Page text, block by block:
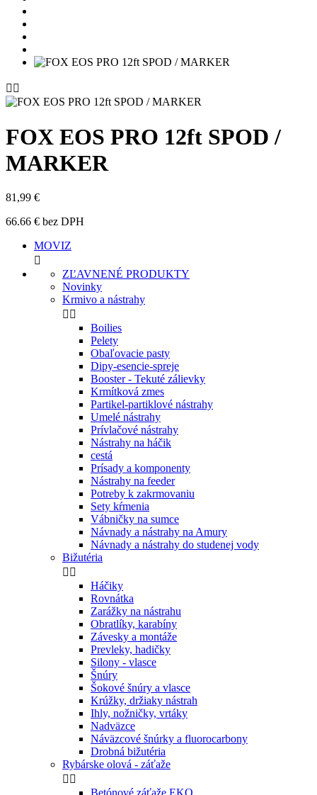
 
FOX EOS PRO 12ft SPOD /
MARKER
81,99 €
66.66 € bez DPH
MOVIZ

ZĽAVNENÉ PRODUKTY
Novinky
Krmivo a nástrahy
 
Boilies
Pelety
Obaľovacie pasty
Dipy-esencie-spreje
Booster - Tekuté zálievky
Krmítková zmes
Partikel-partiklové nástrahy
Umelé nástrahy
Prívlačové nástrahy
Nástrahy na háčik
cestá
Prísady a komponenty
Nástrahy na feeder
Potreby k zakrmovaniu
Sety kŕmenia
Vábničky na sumce
Návnady a nástrahy na Amury
Návnady a nástrahy do studenej vody
Bižutéria
 
Háčiky
Rovnátka
Zarážky na nástrahu
Obratlíky, karabíny
Závesky a montáže
Prevleky, hadičky
Silony - vlasce
Šnúry
Šokové šnúry a vlasce
Krúžky, držiaky nástrah
Ihly, nožničky, vrtáky
Nadväzce
Náväzcové šnúrky a fluorocarbony
Drobná bižutéria
Rybárske olová - záťaže
 